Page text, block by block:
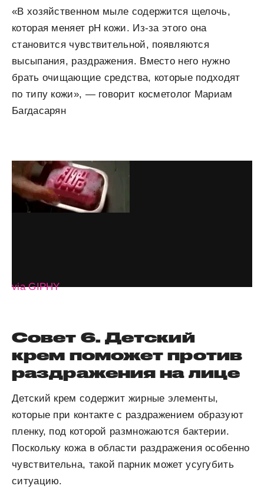
«В хозяйственном мыле содержится щелочь,
которая меняет pH кожи. Из-за этого она
становится чувствительной, появляются
высыпания, раздражения. Вместо него нужно
брать очищающие средства, которые подходят
по типу кожи», — говорит косметолог Мариам
Багдасарян
via GIPHY
Совет 6. Детский
крем поможет против
раздражения на лице
Детский крем содержит жирные элементы,
которые при контакте с раздражением образуют
пленку, под которой размножаются бактерии.
Поскольку кожа в области раздражения особенно
чувствительна, такой парник может усугубить
ситуацию.